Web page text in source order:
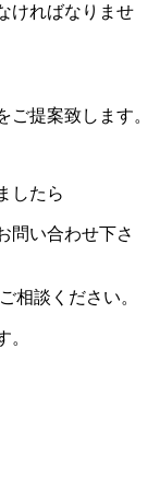
ければなりませ
提案致します。
したら
問い合わせ下さ
相談ください。
。